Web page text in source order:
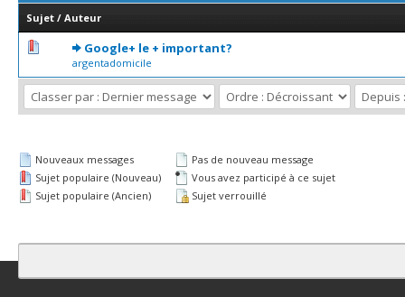
Sujet / Auteur
Google+ le + important?
argentadomicile
0 Votes - 0 sur 5 en moyenne
12345
Nouveaux messages
Sujet populaire (Nouveau)
Sujet populaire (Ancien)
Pas de nouveau message
Vous avez participé à ce sujet
Sujet verrouillé
Contact Club Affiliation Retourner en haut Version bas-débit